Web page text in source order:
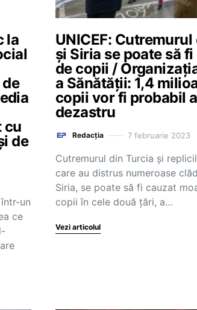
la
cu
de
un
ce
UNICEF:
și Siria se poate să
de copii /
a Sănătății: 1,4
copii vor fi probabil
dezastru
Redacția 7 februarie 2023
Cutremurul din Turcia și
care au distrus numeroase
Siria, se poate să fi cauzat
copii în cele două țări, a…
Vezi articolul